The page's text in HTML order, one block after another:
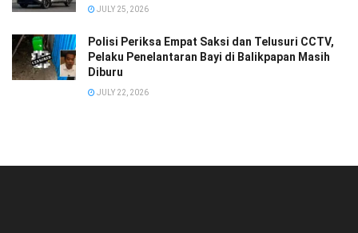
JULY 25, 2026
Polisi Periksa Empat Saksi dan Telusuri CCTV,
Pelaku Penelantaran Bayi di Balikpapan Masih
Diburu
JULY 22, 2026